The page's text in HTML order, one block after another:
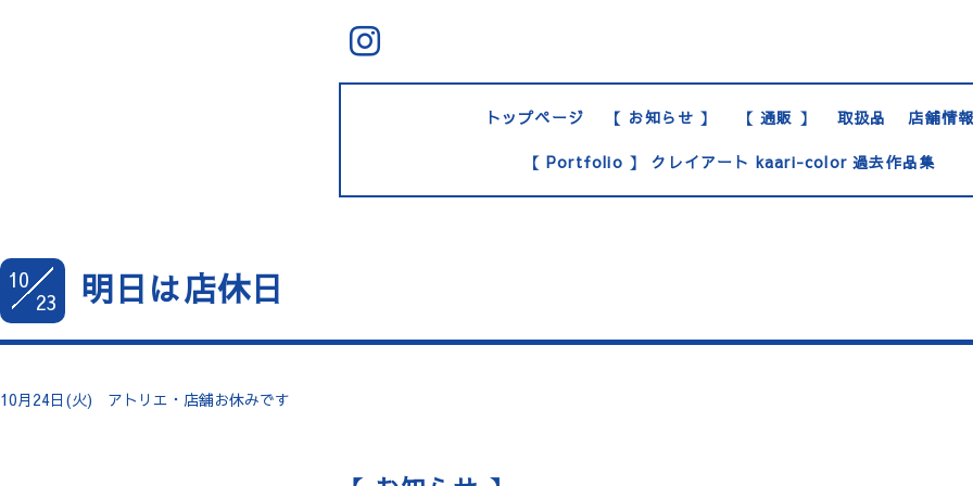
トップページ 【 お知らせ 】 【 通販 】 取扱品 店舗情
【 Portfolio 】 クレイアート kaari-color 過去作品集
10
23
明日は店休日
10月24日(火) アトリエ・店舗お休みです